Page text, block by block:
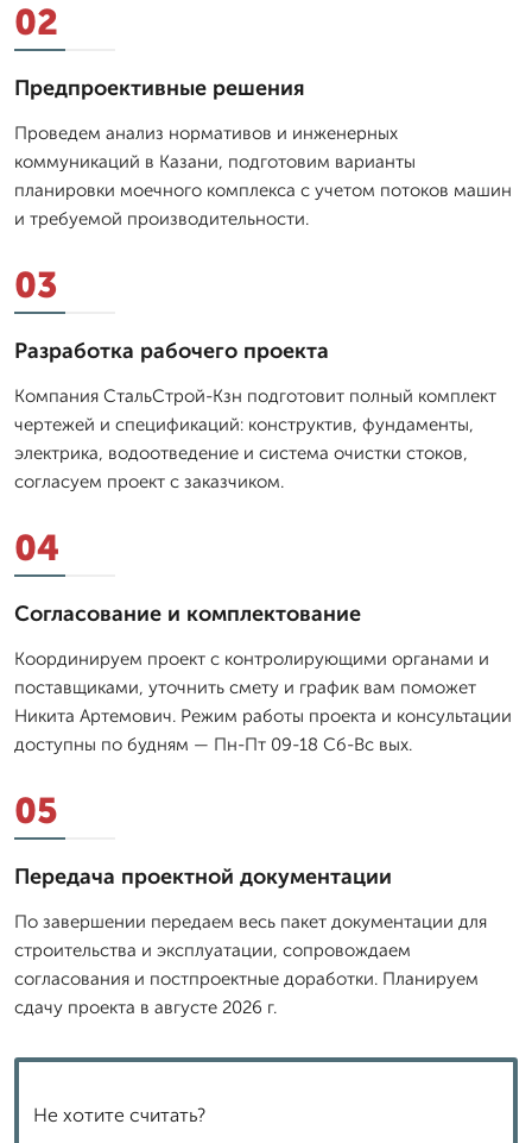
02
Предпроективные решения
Проведем анализ нормативов и инженерных
коммуникаций в Казани, подготовим варианты
планировки моечного комплекса с учетом потоков машин
и требуемой производительности.
03
Разработка рабочего проекта
Компания СтальСтрой-Кзн подготовит полный комплект
чертежей и спецификаций: конструктив, фундаменты,
электрика, водоотведение и система очистки стоков,
согласуем проект с заказчиком.
04
Согласование и комплектование
Координируем проект с контролирующими органами и
поставщиками, уточнить смету и график вам поможет
Никита Артемович. Режим работы проекта и консультации
доступны по будням — Пн-Пт 09-18 Сб-Вс вых.
05
Передача проектной документации
По завершении передаем весь пакет документации для
строительства и эксплуатации, сопровождаем
согласования и постпроектные доработки. Планируем
сдачу проекта в августе 2026 г.
Не хотите считать?